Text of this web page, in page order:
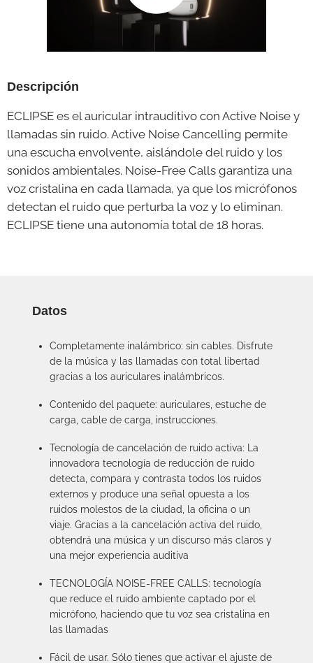
Descripción
ECLIPSE es el auricular intrauditivo con Active Noise y
llamadas sin ruido. Active Noise Cancelling permite
una escucha envolvente, aislándole del ruido y los
sonidos ambientales. Noise-Free Calls garantiza una
voz cristalina en cada llamada, ya que los micrófonos
detectan el ruido que perturba la voz y lo eliminan.
ECLIPSE tiene una autonomía total de 18 horas.
Datos
Completamente inalámbrico: sin cables. Disfrute
de la música y las llamadas con total libertad
gracias a los auriculares inalámbricos.
Contenido del paquete: auriculares, estuche de
carga, cable de carga, instrucciones.
Tecnología de cancelación de ruido activa: La
innovadora tecnología de reducción de ruido
detecta, compara y contrasta todos los ruidos
externos y produce una señal opuesta a los
ruidos molestos de la ciudad, la oficina o un
viaje. Gracias a la cancelación activa del ruido,
obtendrá una música y un discurso más claros y
una mejor experiencia auditiva
TECNOLOGÍA NOISE-FREE CALLS: tecnología
que reduce el ruido ambiente captado por el
micrófono, haciendo que tu voz sea cristalina en
las llamadas
Fácil de usar. Sólo tienes que activar el ajuste de